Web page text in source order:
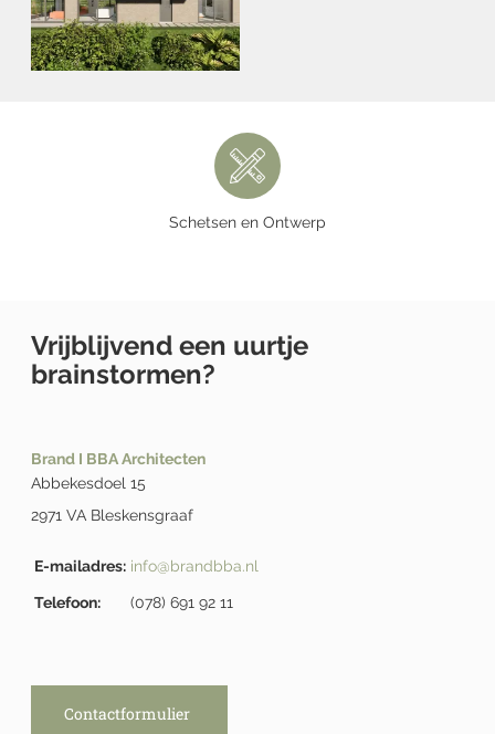
Schetsen en Ontwerp
Vrijblijvend een uurtje
brainstormen?
Brand I BBA Architecten
Abbekesdoel 15
2971 VA Bleskensgraaf
E-mailadres: info@brandbba.nl
Telefoon: (078) 691 92 11
Contactformulier